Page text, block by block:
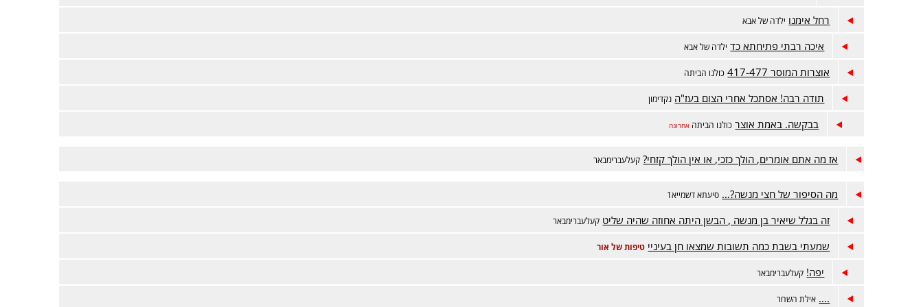
רחל אימנו ילדה של אבא
איכה רבתי פתיחתא כד ילדה של אבא
אוצרות המוסר 417-477 כולנו הביתה
תודה רבה! אסתכל אחרי הצום בעז"ה נקדימון
בבקשה. באמת אוצר כולנו הביתה אחרונה
אז מה אתם אומרים, הולך כזכי, או אין הולך קזחי? קעלעברימבאר
מה הסיפור של חצי מנשה?… סיעתא דשמייא1
זה בגלל שיאיר בן מנשה , הבשן היתה אחוזה שהיה שליט קעלעברימבאר
שמעתי בשבת כמה תשובות שמצאו חן בעיניי טיפות של אור
יפה! קעלעברימבאר
.... אילת השחר